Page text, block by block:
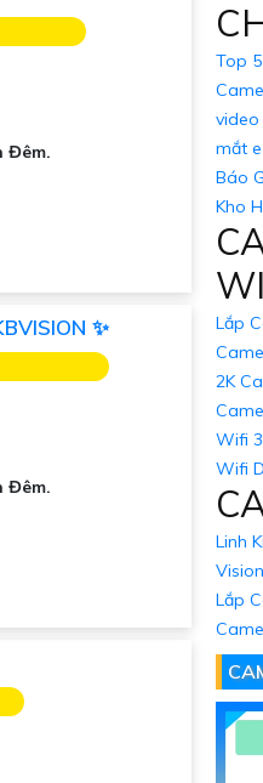
Đêm.
✨
️
Đêm.
Top
mắt
Báo
Kho
Lắp
2K
Wifi
Wifi
Linh
Lắp